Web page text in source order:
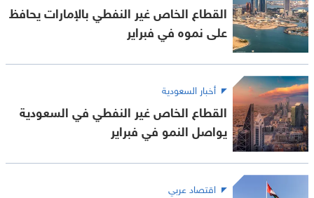
القطاع الخاص غير النفطي بالإمارات يحافظ
على نموه في فبراير
أخبار السعودية
القطاع الخاص غير النفطي في السعودية
يواصل النمو في فبراير
اقتصاد عربي